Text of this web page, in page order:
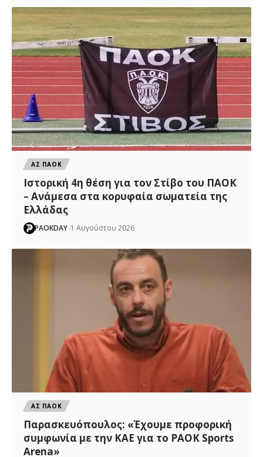
ΑΣ ΠΑΟΚ
Ιστορική 4η θέση για τον Στίβο του ΠΑΟΚ
– Ανάμεσα στα κορυφαία σωματεία της
Ελλάδας
PAOKDAY 1 Αυγούστου 2026
ΑΣ ΠΑΟΚ
Παρασκευόπουλος: «Έχουμε προφορική
συμφωνία με την ΚΑΕ για το PAOK Sports
Arena»